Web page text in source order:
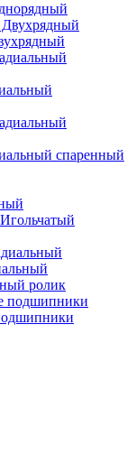
спаренный
Игольчатый
ролик